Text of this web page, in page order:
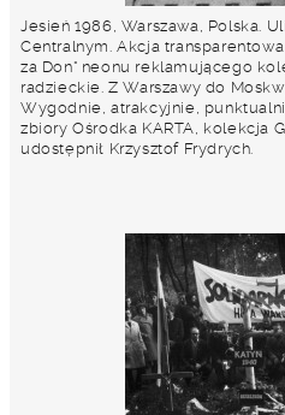
Jesień 1986, Warszawa, Polska.
Centralnym. Akcja
za Don" neonu reklamującego
radzieckie. Z Warszawy do
Wygodnie, atrakcyjnie,
zbiory Ośrodka KARTA, kolekcja
udostępnił Krzysztof Frydrych.